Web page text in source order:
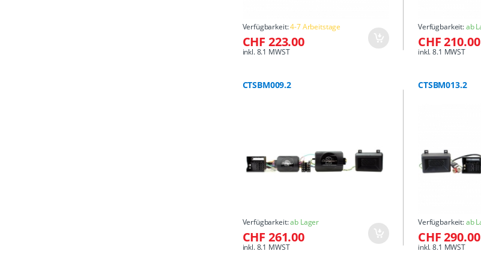
Verfügbarkeit:4-7 Arbeitstage
CHF 223.00
inkl. 8.1 MWST
Verfügbarkeit:ab
CHF 210.00
inkl. 8.1 MWST
CTSBM009.2
Verfügbarkeit:ab Lager
CHF 261.00
inkl. 8.1 MWST
CTSBM013.2
Verfügbarkeit:ab
CHF 290.00
inkl. 8.1 MWST